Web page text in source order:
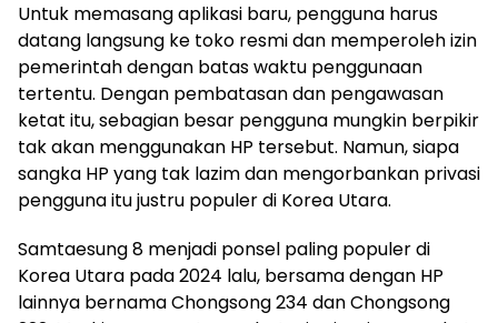
Untuk memasang aplikasi baru, pengguna harus
datang langsung ke toko resmi dan memperoleh izin
pemerintah dengan batas waktu penggunaan
tertentu. Dengan pembatasan dan pengawasan
ketat itu, sebagian besar pengguna mungkin berpikir
tak akan menggunakan HP tersebut. Namun, siapa
sangka HP yang tak lazim dan mengorbankan privasi
pengguna itu justru populer di Korea Utara.
Samtaesung 8 menjadi ponsel paling populer di
Korea Utara pada 2024 lalu, bersama dengan HP
lainnya bernama Chongsong 234 dan Chongsong